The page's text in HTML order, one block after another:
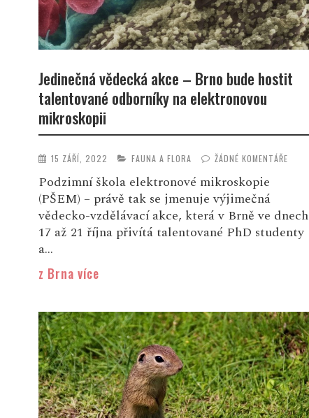
Jedinečná vědecká akce – Brno bude hostit
talentované odborníky na elektronovou
mikroskopii
15 ZÁŘÍ, 2022 FAUNA A FLORA ŽÁDNÉ KOMENTÁŘE
Podzimní škola elektronové mikroskopie
(PŠEM) – právě tak se jmenuje výjimečná
vědecko-vzdělávací akce, která v Brně ve dnech
17 až 21 října přivítá talentované PhD studenty
a...
z Brna více